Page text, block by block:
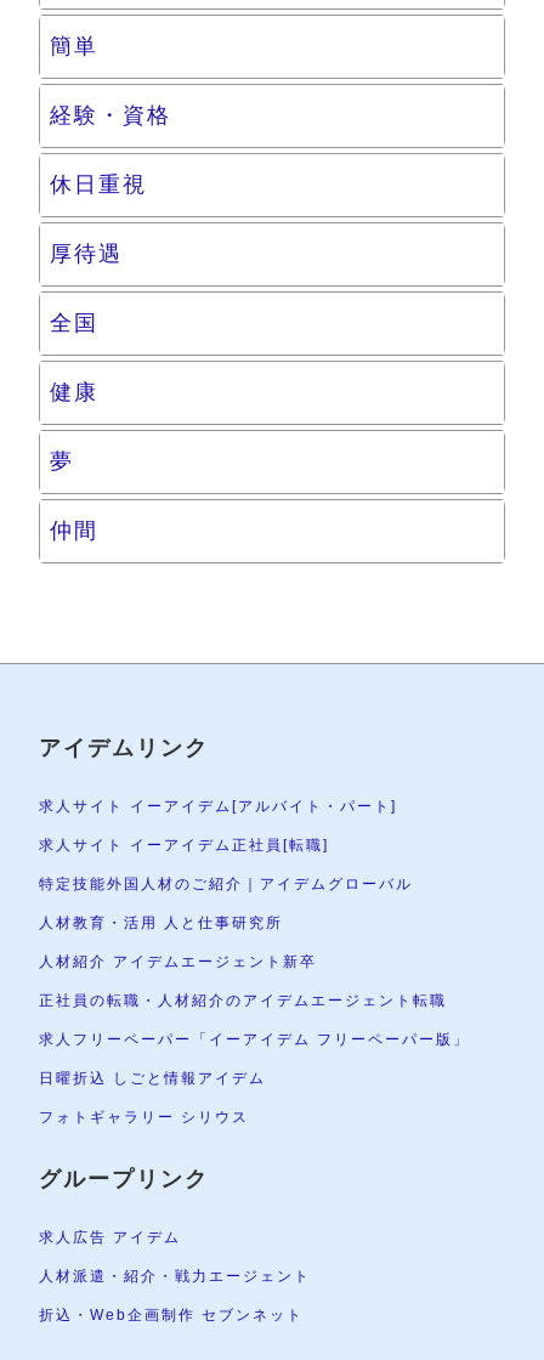
簡単
経験・資格
休日重視
厚待遇
全国
健康
夢
仲間
アイデムリンク
求人サイト イーアイデム[アルバイト・パート]
求人サイト イーアイデム正社員[転職]
特定技能外国人材のご紹介｜アイデムグローバル
人材教育・活用 人と仕事研究所
人材紹介 アイデムエージェント新卒
正社員の転職・人材紹介のアイデムエージェント転職
求人フリーペーパー「イーアイデム フリーペーパー版」
日曜折込 しごと情報アイデム
フォトギャラリー シリウス
グループリンク
求人広告 アイデム
人材派遣・紹介・戦力エージェント
折込・Web企画制作 セブンネット